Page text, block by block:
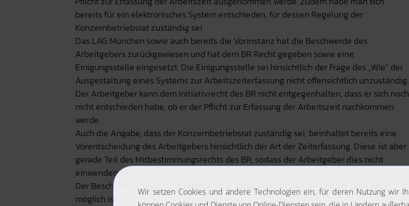
bereits für ein elektronisches System entschieden, für dessen Regelung der
Konzernbetriebsrat zuständig sei.
Das LAG München sowie auch bereits die Vorinstanz hat die Beschwerde des
Arbeitgebers zurückgewiesen und hat dem BR Recht gegeben sowie eine
Einigungsstelle eingesetzt. Die Einigungsstelle sei hinsichtlich der Frage des „Wie“ der
Ausgestaltung eines Systems zur Arbeitszeiterfassung nicht offensichtlich unzuständig.
Der Arbeitgeber kann dem Initiativrecht des BR nicht entgegenhalten, dass er sich noch
nicht entschieden habe, ob er der Pflicht zur Erfassung der Arbeitszeit nachkommen
werde.
Auch die Angabe, dass der Konzernbetriebsrat zuständig sei, beinhaltet bereits eine
Vorentscheidung des Arbeitgebers hinsichtlich der Art der Zeiterfassung. Diese ist aber
gerade Teil des Mitbestimmungsrechts des BR, sodass der Arbeitgeber dies nicht
einwenden kann.
Der Beschluss ist noch nicht rechtskräftig, sodass noch eine Revision vor dem BAG
möglich ist.